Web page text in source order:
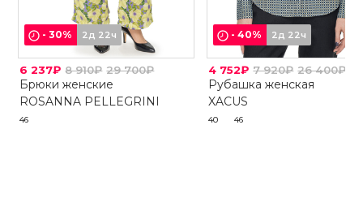
-30% 2д 22ч
6 237₽ 8 910₽ 29 700₽
Брюки женские
ROSANNA PELLEGRINI
46
-40% 2д 22ч
4 752₽ 7 920₽ 26 400₽
Рубашка женская
XACUS
40 46